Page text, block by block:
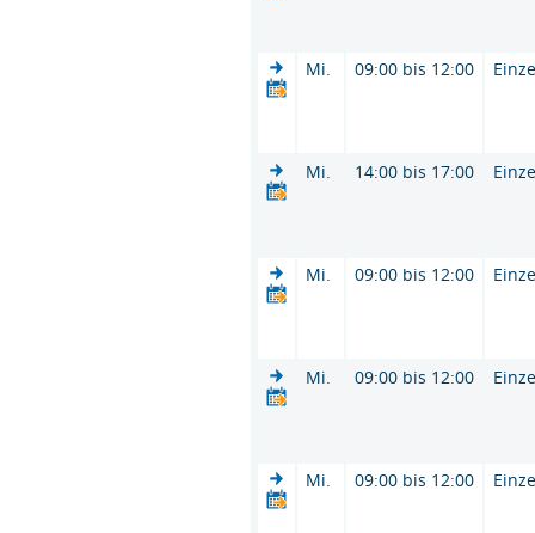
Mi. 09:00 bis 12:00
Mi. 14:00 bis 17:00
Mi. 09:00 bis 12:00
Mi. 09:00 bis 12:00
Mi. 09:00 bis 12:00